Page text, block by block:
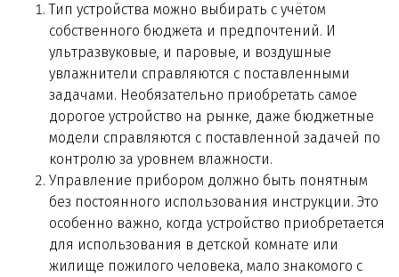
Тип устройства можно выбирать с учётом
собственного бюджета и предпочтений. И
ультразвуковые, и паровые, и воздушные
увлажнители справляются с поставленными
задачами. Необязательно приобретать самое
дорогое устройство на рынке, даже бюджетные
модели справляются с поставленной задачей по
контролю за уровнем влажности.
Управление прибором должно быть понятным
без постоянного использования инструкции. Это
особенно важно, когда устройство приобретается
для использования в детской комнате или
жилище пожилого человека, мало знакомого с